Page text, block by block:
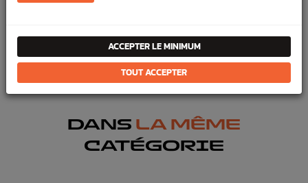
FICHE TECHNIQUE
Entretien
Pièces origine constructeur
DANS LA MÊME
CATÉGORIE
ACCEPTER LE MINIMUM
TOUT ACCEPTER